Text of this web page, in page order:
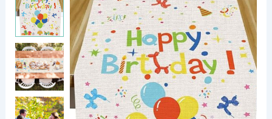
de
mesa
Happy
Birthday
(182cm
x
33cm)
cantidad